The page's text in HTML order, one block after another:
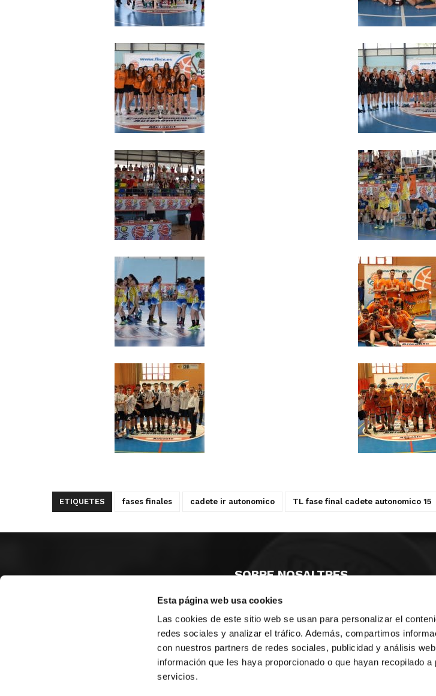
Esta página web usa cookies
Las cookies de este sitio web se usan para personalizar el
redes sociales y analizar el tráfico. Además, compartimos
con nuestros partners de redes sociales, publicidad y análisis
información que les haya proporcionado o que hayan recopilado
servicios.
ETIQUETES fases finales cadete ir autonomico TL fase final cadete autonomico 15
SOBRE NOSALTRES
CASTELLÓ
VALÈNCIA
MONESTIR DE POBLET 14 1ª 3º
ALACANT
CIUDAD DE MATANZAS 12
fbcv@fbcv.es